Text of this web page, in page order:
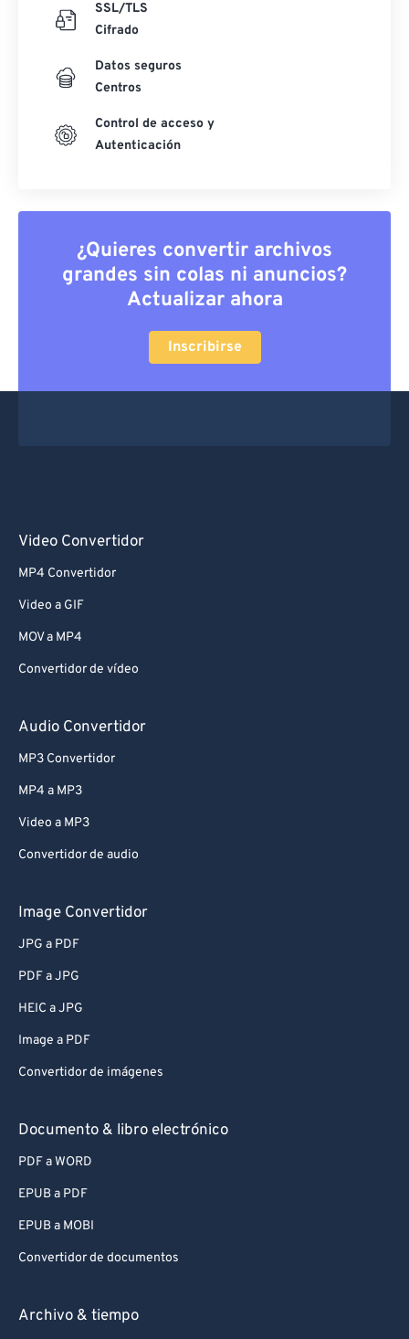
SSL/TLS
Cifrado
Datos seguros
Centros
Control de acceso y
Autenticación
¿Quieres convertir archivos
grandes sin colas ni anuncios?
Actualizar ahora
Inscribirse
Video Convertidor
MP4 Convertidor
Video a GIF
MOV a MP4
Convertidor de vídeo
Audio Convertidor
MP3 Convertidor
MP4 a MP3
Video a MP3
Convertidor de audio
Image Convertidor
JPG a PDF
PDF a JPG
HEIC a JPG
Image a PDF
Convertidor de imágenes
Documento & libro electrónico
PDF a WORD
EPUB a PDF
EPUB a MOBI
Convertidor de documentos
Archivo & tiempo